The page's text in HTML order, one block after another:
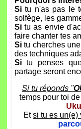
Situ n'as pas le
solfège, les
Situ as envie
faire chanter tes
Situ cherches
des techniques
Situ penses
partage seront
Si tu réponds "
temps pour toi
Etsi tu es un(e)